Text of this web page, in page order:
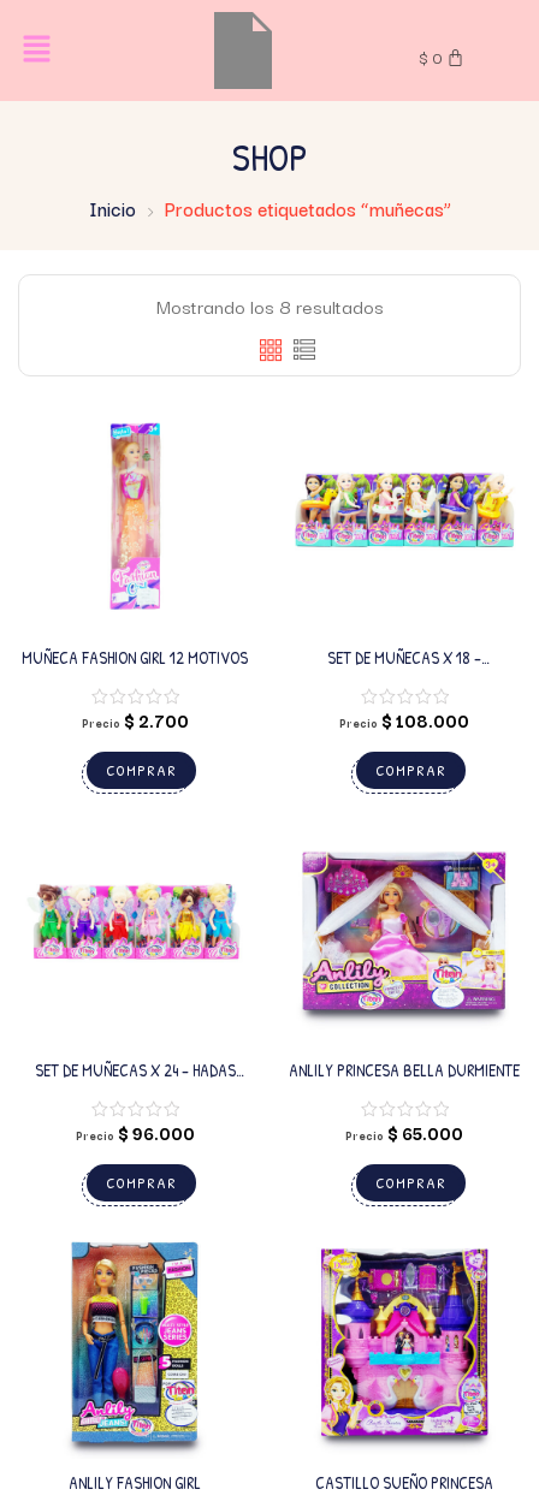
$ 0
SHOP
Inicio Productos etiquetados “muñecas”
Mostrando los 8 resultados
MUÑECA FASHION GIRL 12 MOTIVOS
Precio $ 2.700
COMPRAR
SET DE MUÑECAS X 18 –
VACACIONES DE VERANO 6
MOTIVOS
Precio $108.000
COMPRAR
SET DE MUÑECAS X 24 – HADAS
DULCE SUEÑO 6 MOTIVOS
Precio $96.000
COMPRAR
ANLILY PRINCESA BELLA DURMIENTE
Precio $ 65.000
COMPRAR
ANLILY FASHION GIRL CASTILLO SUEÑO PRINCESA